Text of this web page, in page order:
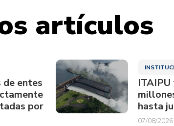
artículos
de entes
por
hasta
07/08/2026